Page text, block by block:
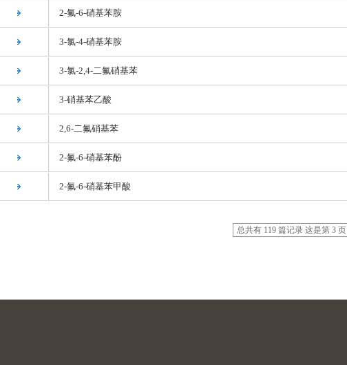
2-氟-6-硝基苯胺
3-氯-4-硝基苯胺
3-氯-2,4-二氟硝基苯
3-硝基苯乙酸
2,6-二氟硝基苯
2-氟-6-硝基苯酚
2-氟-6-硝基苯甲酸
总共有 119 篇记录 这是第 3 页